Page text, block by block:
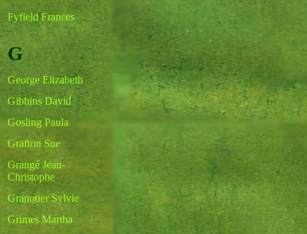
Fyfield Frances
G
George Elizabeth
Gibbins David
Gosling Paula
Grafton Sue
Grangé Jean-
Christophe
Granotier Sylvie
Grimes Martha